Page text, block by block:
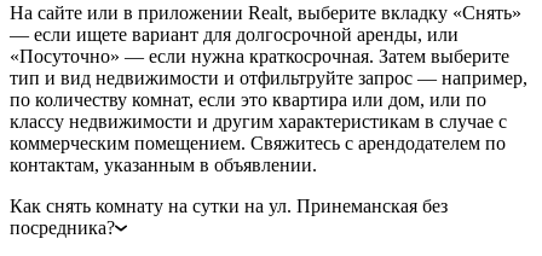
На сайте или в приложении Realt, выберите вкладку «Снять»
— если ищете вариант для долгосрочной аренды, или
«Посуточно» — если нужна краткосрочная. Затем выберите
тип и вид недвижимости и отфильтруйте запрос — например,
по количеству комнат, если это квартира или дом, или по
классу недвижимости и другим характеристикам в случае с
коммерческим помещением. Свяжитесь с арендодателем по
контактам, указанным в объявлении.
Как снять комнату на сутки на ул. Принеманская без
посредника?